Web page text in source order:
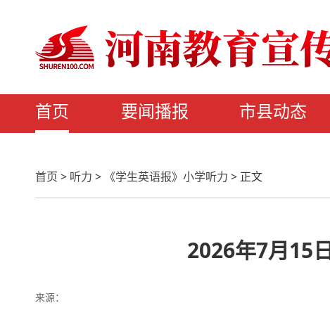
首页 要闻播报 市县动态
首页 > 听力 > 《学生英语报》小学听力 > 正文
2026年7月15
来源：